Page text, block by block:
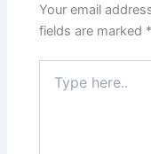
Your email
fields are marked *
here..